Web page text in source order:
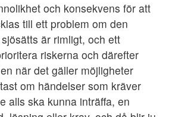
och konsekvens för att
till ett problem om den
är rimligt, och ett
riskerna och därefter
när det gäller möjligheter
om händelser som kräver
alls ska kunna inträffa, en